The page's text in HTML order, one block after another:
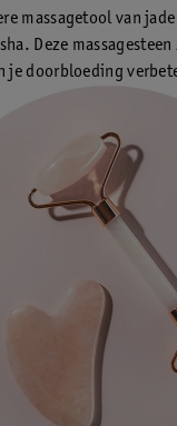
massagetool van
Deze
je doorbloeding